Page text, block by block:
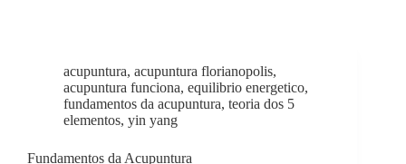
acupuntura, acupuntura florianopolis,
acupuntura funciona, equilibrio energetico,
fundamentos da acupuntura, teoria dos 5
elementos, yin yang
Fundamentos da Acupuntura